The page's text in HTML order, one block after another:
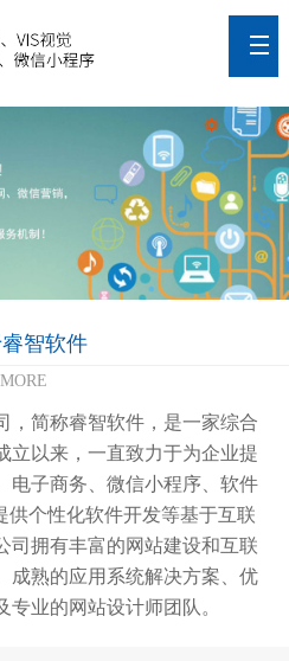
智软件
MORE
，简称睿智软件，是一家综合
立以来，一直致力于为企业提
电子商务、微信小程序、软件
供个性化软件开发等基于互联
司拥有丰富的网站建设和互联
成熟的应用系统解决方案、优
业的网站设计师团队。